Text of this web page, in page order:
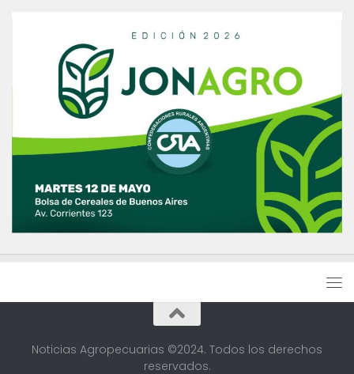
Noticias Agropecuarias ©2024. Todos los derechos
reservados.